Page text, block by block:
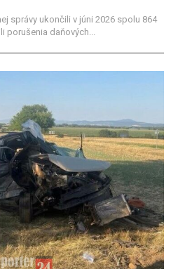
správy ukončili v júni 2026 spolu 864
porušenia daňových...